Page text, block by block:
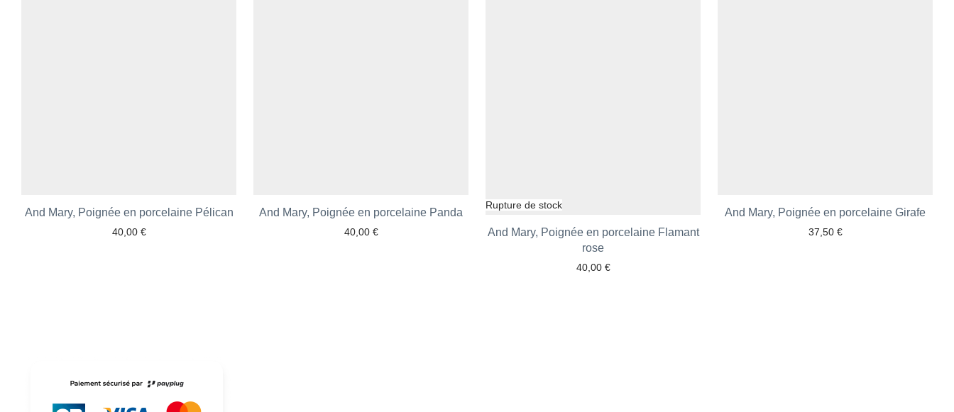
And Mary, Poignée en porcelaine Pélican
40,00 €
Ajouter aux favoris And Mary, Poignée en porcelaine Panda
40,00 €
Ajouter aux favoris
And Mary, Poignée en porcelaine Flamant
rose
40,00 €
Ajouter aux favoris
And Mary, Poignée en porcelaine Girafe
37,50 €
Ajouter aux favoris